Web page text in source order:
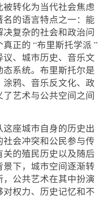
转化为当代社会焦虑
的语言特点之一：能
复杂的社会和政治问
正的 “布里斯托学派 ”
、城市历史、音乐文
系统。布里斯托尔是
鸦、音乐反文化、政
艺术与公共空间之间
座城市自身的历史出
会冲突和公民参与传
的殖民历史以及随后
下，城市空间逐渐转
公共艺术在其中扮演
权力、历史记忆和不